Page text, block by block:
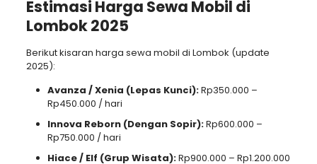
Estimasi Harga Sewa Mobil di
Lombok 2025
Berikut kisaran harga sewa mobil di Lombok (update
2025):
Avanza / Xenia (Lepas Kunci):Rp350.000 –
Rp450.000 / hari
Innova Reborn (Dengan Sopir):Rp600.000 –
Rp750.000 / hari
Hiace / Elf (Grup Wisata):Rp900.000 – Rp1.200.000